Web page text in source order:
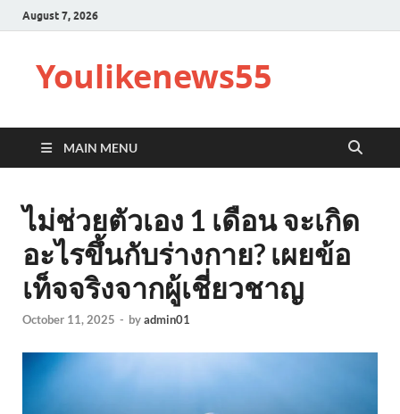
August 7, 2026
Youlikenews55
MAIN MENU
ไม่ช่วยตัวเอง 1 เดือน จะเกิด
อะไรขึ้นกับร่างกาย? เผยข้อ
เท็จจริงจากผู้เชี่ยวชาญ
October 11, 2025 - byadmin01